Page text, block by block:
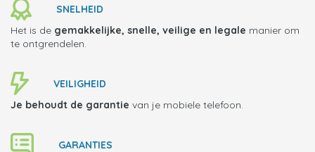
SNELHEID
Het is de gemakkelijke, snelle, veilige en legale manier om
te ontgrendelen.
VEILIGHEID
Je behoudt de garantie van je mobiele telefoon.
GARANTIES